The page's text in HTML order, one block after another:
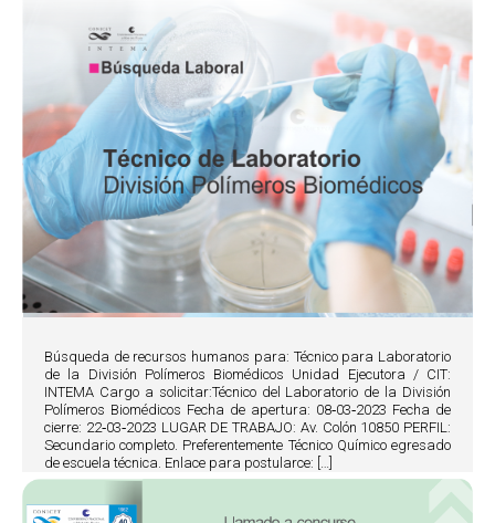
Búsqueda de recursos humanos para: Técnico para Laboratorio
de la División Polímeros Biomédicos Unidad Ejecutora / CIT:
INTEMA Cargo a solicitar:Técnico del Laboratorio de la División
Polímeros Biomédicos Fecha de apertura: 08‐03‐2023 Fecha de
cierre: 22‐03‐2023 LUGAR DE TRABAJO: Av. Colón 10850 PERFIL:
Secundario completo. Preferentemente Técnico Químico egresado
de escuela técnica. Enlace para postularce: […]